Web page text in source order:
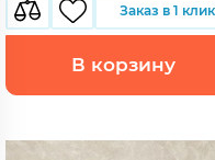
Заказ в 1 клик
В корзину